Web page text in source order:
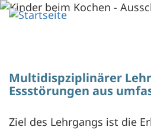
Direkt
zum
Multidispziplinärer
Essstörungen aus
Ziel des Lehrgangs ist die